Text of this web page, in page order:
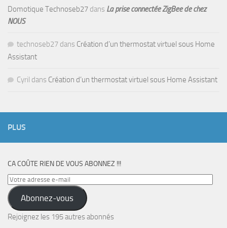
Domotique Technoseb27 dans La prise connectée ZigBee de chez
NOUS
technoseb27 dans Création d’un thermostat virtuel sous Home
Assistant
Cyril dans Création d’un thermostat virtuel sous Home Assistant
PLUS
CA COÛTE RIEN DE VOUS ABONNEZ !!!
Votre
adresse
e-
mail
Abonnez-vous
Rejoignez les 195 autres abonnés